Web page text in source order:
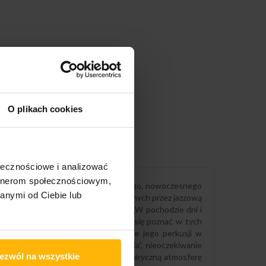
O plikach cookies
i analizować
społecznościowym,
od Ciebie lub
na wszystkie
się w stronę porywającego, nowoczesnego
skrzypiec Piotra Michery, wspieranych przez jazzową
tytułowego oraz dynamicznego „W pochodzie dni i
Grechuty. Twórca daje się poznać w tych
Jonkisz i roztętniony groove jego perkusji w
wcześniej w „Godzinie miłowania”, nieoczekiwanie
delikatną kreską tematów. Oniryczną atmosferę